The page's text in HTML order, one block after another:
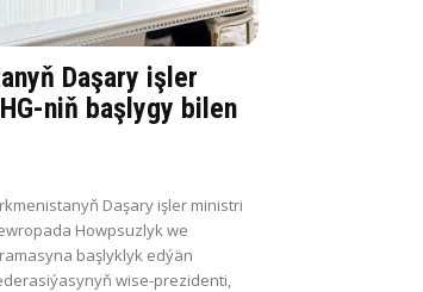
Daşary işler
niň başlygy bilen
Daşary işler ministri
Howpsuzlyk we
başlyklyk edýän
wise-prezidenti,